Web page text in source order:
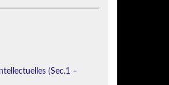
(Sec.1 –